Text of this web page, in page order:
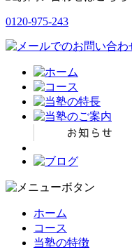
0120-975-243
ホーム
コース
当塾の特徴